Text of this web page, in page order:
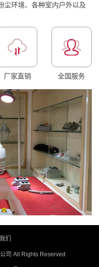
尘环境、各种室内户外以及
厂家直销 全国服务
们
司 All Rights Reserved